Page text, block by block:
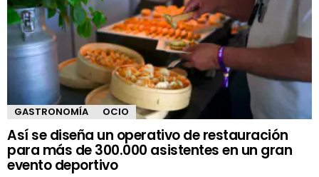
GASTRONOMÍA OCIO
Así se diseña un operativo de restauración
para más de 300.000 asistentes en un gran
evento deportivo